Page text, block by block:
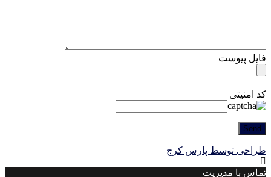
فایل پیوست
کد امنیتی
طراحی توسط پارس کرج
تماس با مدیریت